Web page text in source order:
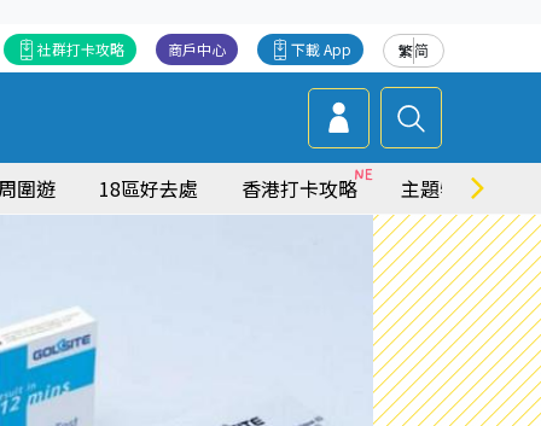
繁简
下載 App
商戶中心
社群打卡攻略
圍遊 18區好去處 香港打卡攻略 主題特集